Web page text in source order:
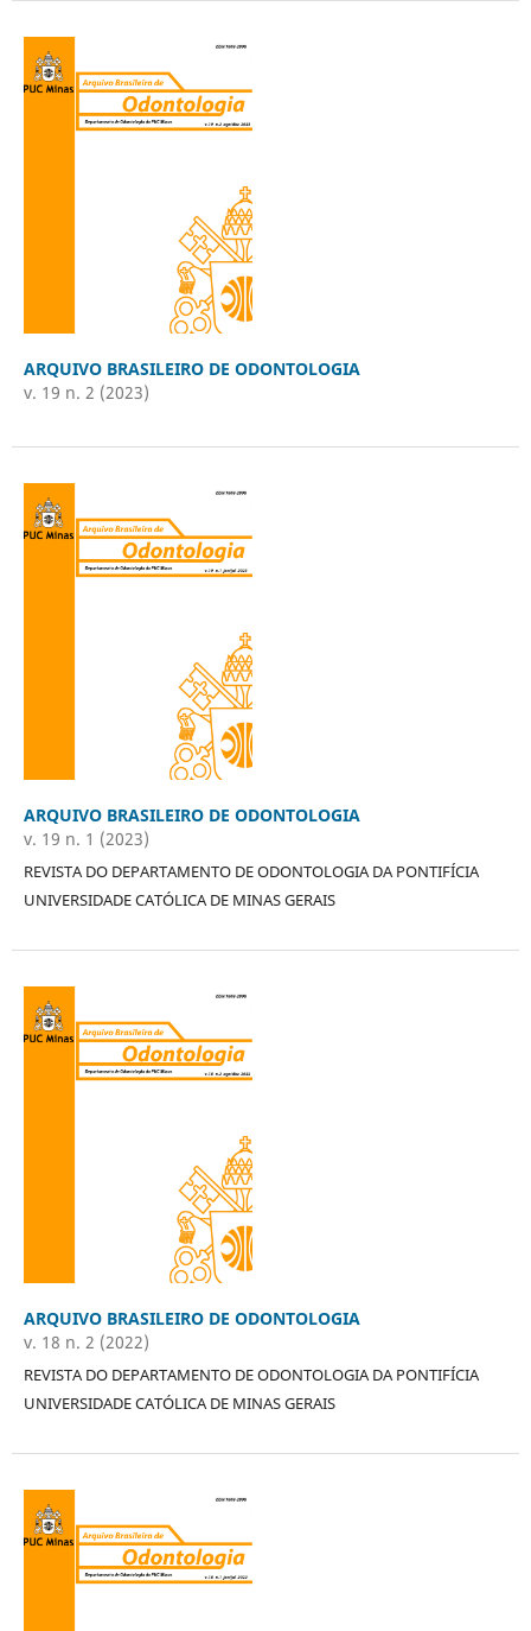
ARQUIVO BRASILEIRO DE ODONTOLOGIA
v. 19 n. 2 (2023)
ARQUIVO BRASILEIRO DE ODONTOLOGIA
v. 19 n. 1 (2023)
REVISTA DO DEPARTAMENTO DE ODONTOLOGIA DA PONTIFÍCIA
UNIVERSIDADE CATÓLICA DE MINAS GERAIS
ARQUIVO BRASILEIRO DE ODONTOLOGIA
v. 18 n. 2 (2022)
REVISTA DO DEPARTAMENTO DE ODONTOLOGIA DA PONTIFÍCIA
UNIVERSIDADE CATÓLICA DE MINAS GERAIS